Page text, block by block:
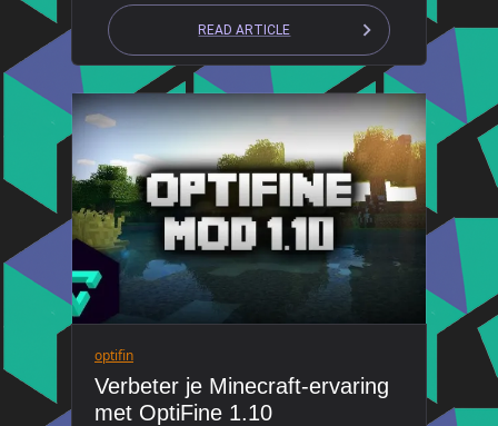
READ ARTICLE
optifin
Verbeter je Minecraft-ervaring
met OptiFine 1.10